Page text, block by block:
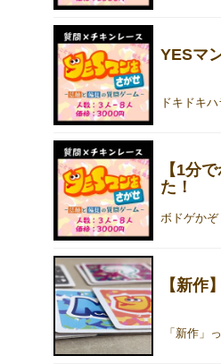
YESマ
【1分
た！
【新作